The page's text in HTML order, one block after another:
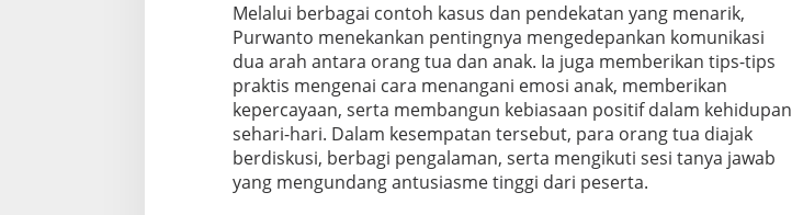
Melalui berbagai contoh kasus dan pendekatan yang menarik,
Purwanto menekankan pentingnya mengedepankan komunikasi
dua arah antara orang tua dan anak. Ia juga memberikan tips-tips
praktis mengenai cara menangani emosi anak, memberikan
kepercayaan, serta membangun kebiasaan positif dalam kehidupan
sehari-hari. Dalam kesempatan tersebut, para orang tua diajak
berdiskusi, berbagi pengalaman, serta mengikuti sesi tanya jawab
yang mengundang antusiasme tinggi dari peserta.